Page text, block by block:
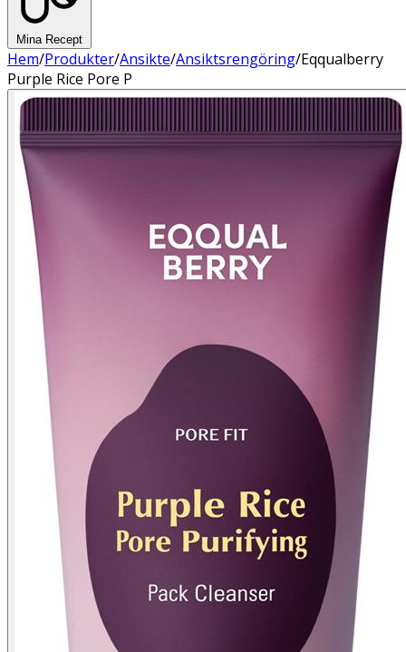
Mina Recept
Hem/Produkter/Ansikte/Ansiktsrengöring/Eqqualberry
Purple Rice Pore P